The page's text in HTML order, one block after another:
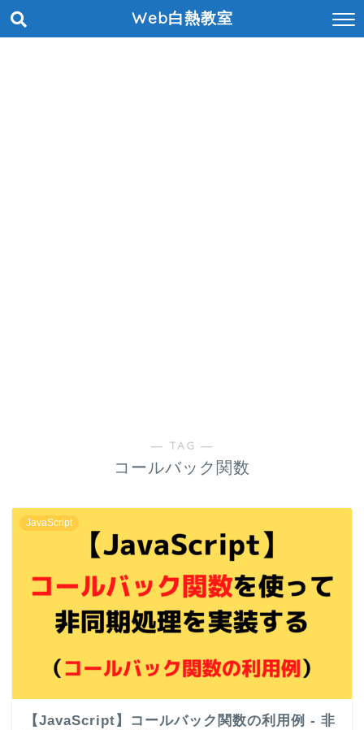
Web白熱教室
― TAG ―
コールバック関数
JavaScript
【JavaScript】コールバック関数の利用例 - 非